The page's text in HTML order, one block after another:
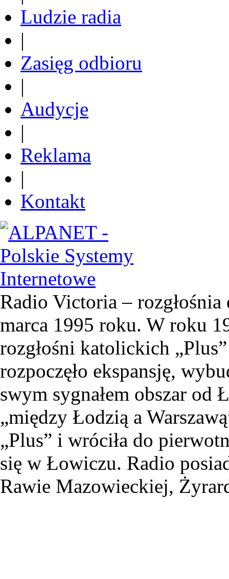
Ludzie radia
|
Zasięg odbioru
|
Audycje
|
Reklama
|
Kontakt
Radio Victoria –
marca 1995 roku. W roku
rozgłośni katolickich
rozpoczęło ekspansję,
swym sygnałem obszar od
„między Łodzią a
„Plus” i wróciła do
się w Łowiczu. Radio
Rawie Mazowieckiej,